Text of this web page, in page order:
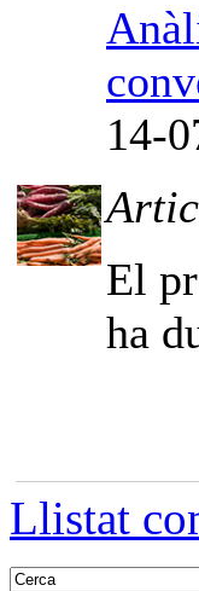
14-
El
ha
Llistat